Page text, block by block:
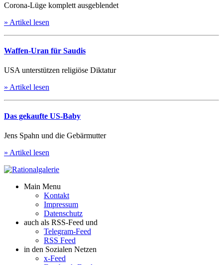
Corona-Lüge komplett ausgeblendet
» Artikel lesen
Waffen-Uran für Saudis
USA unterstützen religiöse Diktatur
» Artikel lesen
Das gekaufte US-Baby
Jens Spahn und die Gebärmutter
» Artikel lesen
Main Menu
Kontakt
Impressum
Datenschutz
auch als RSS-Feed und
Telegram-Feed
RSS Feed
in den Sozialen Netzen
x-Feed